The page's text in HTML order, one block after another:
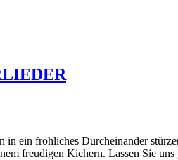
ein fröhliches Durcheinander
freudigen Kichern. Lassen Sie